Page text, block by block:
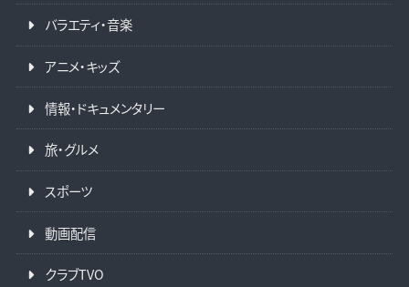
バラエティ・音楽
アニメ・キッズ
情報・ドキュメンタリー
旅・グルメ
スポーツ
動画配信
クラブTVO